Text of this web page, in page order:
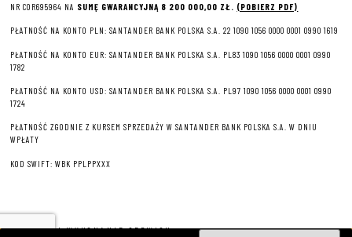
NR COR695964 NA SUMĘ GWARANCYJNĄ 8 200 000,00 ZŁ. (POBIERZ PDF)
PŁATNOŚĆ NA KONTO PLN: SANTANDER BANK POLSKA S.A. 22 1090 1056 0000 0001 0990 1619
PŁATNOŚĆ NA KONTO EUR: SANTANDER BANK POLSKA S.A. PL83 1090 1056 0000 0001 0990
1782
PŁATNOŚĆ NA KONTO USD: SANTANDER BANK POLSKA S.A. PL97 1090 1056 0000 0001 0990
1724
PŁATNOŚĆ ZGODNIE Z KURSEM SPRZEDAŻY W SANTANDER BANK POLSKA S.A. W DNIU
WPŁATY
KOD SWIFT: WBK PPLPPXXX
PROJEKT I WYKONANIE SERWISU